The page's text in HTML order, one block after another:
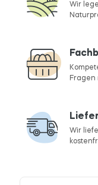
Wir
Fragen
Wir